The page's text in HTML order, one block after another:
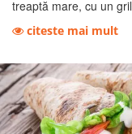
treaptă mare, cu un
citeste mai mult